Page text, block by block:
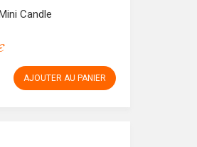
Candle
AJOUTER AU PANIER